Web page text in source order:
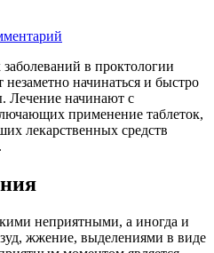
в проктологии
начинаться и быстро
Лечение начинают с
применение таблеток,
лекарственных средств
неприятными, а иногда и
жжение, выделениями в виде